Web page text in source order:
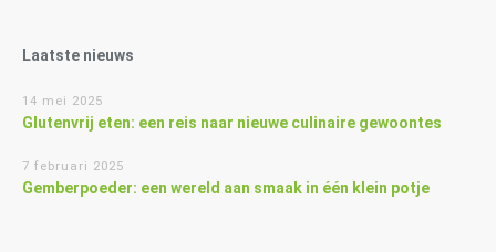
Laatste nieuws
14 mei 2025
Glutenvrij eten: een reis naar nieuwe culinaire gewoontes
7 februari 2025
Gemberpoeder: een wereld aan smaak in één klein potje